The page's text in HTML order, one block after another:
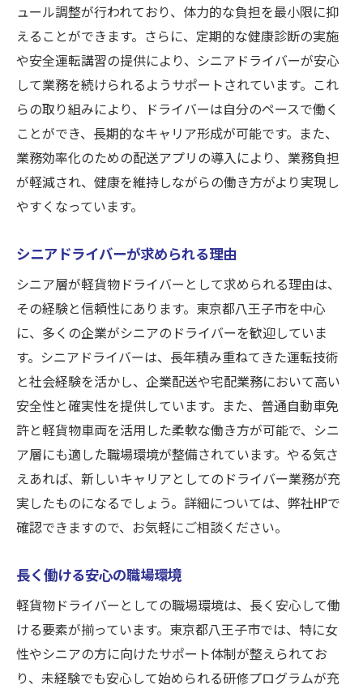
ュール調整が行われており、体力的な負担を最小限に抑
えることができます。さらに、定期的な健康診断の実施
や安全運転講習の提供により、シニアドライバーが安心
して業務を続けられるようサポートされています。これ
らの取り組みにより、ドライバーは自分のペースで働く
ことができ、長期的なキャリア形成が可能です。また、
業務効率化のための配送アプリの導入により、業務負担
が軽減され、健康を維持しながらの働き方がより実現し
やすくなっています。
シニアドライバーが求められる理由
シニア層が軽貨物ドライバーとして求められる理由は、
その経験と信頼性にあります。東京都八王子市を中心
に、多くの企業がシニアのドライバーを歓迎していま
す。シニアドライバーは、長年積み重ねてきた運転技術
と社会経験を活かし、企業配送や宅配業務において高い
安全性と確実性を提供しています。また、普通自動車免
許と軽貨物車両を活用した柔軟な働き方が可能で、シニ
ア層にも適した職場環境が整備されています。やる気さ
えあれば、新しいキャリアとしてのドライバー業務が充
実したものになるでしょう。詳細については、弊社HPで
確認できますので、お気軽にご相談ください。
長く働ける安心の職場環境
軽貨物ドライバーとしての職場環境は、長く安心して働
ける要素が揃っています。東京都八王子市では、特に女
性やシニアの方に向けたサポート体制が整えられてお
り、未経験でも安心して始められる研修プログラムが充